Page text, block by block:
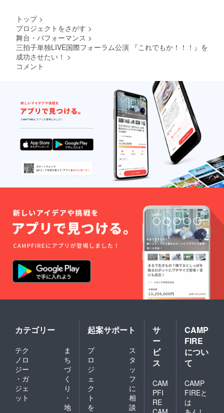
トップ >
プロジェクトをさがす >
舞台・パフォーマンス >
三拍子単独LIVE国際フォーラム公演 『これでもか！！！』を
成功させたい！ >
コメント
カテゴリー
テク
ノロ
ジー
・ガ
ジェ
ット
ま
ち
づ
く
り
・
地
起案サポート
プ
ロ
ジ
ェ
ク
ト
を
ス
タ
ッ
フ
に
相
談
サ
ー
ビ
ス
CAM
PFI
RE
CAMP
FIRE
につい
て
CAMP
FIREと
は